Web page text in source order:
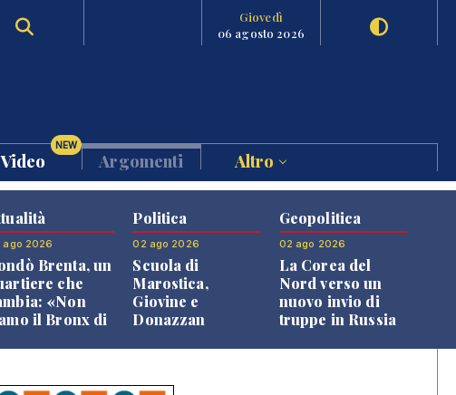
Giovedì
06 agosto 2026
Video
NEW
Argomenti Altro
ago 2026
Brenta, un
che
«Non
il Bronx di
Politica
02 ago 2026
Scuola di
Marostica,
Giovine e
Donazzan
Geopolitica
02 ago 2026
La Corea del
Nord verso un
nuovo invio di
truppe in Russia